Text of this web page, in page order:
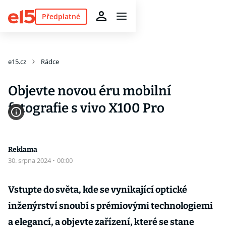
Předplatné
e15.cz Rádce
Objevte novou éru mobilní
fotografie s vivo X100 Pro
Reklama
30. srpna 2024 · 00:00
Vstupte do světa, kde se vynikající optické
inženýrství snoubí s prémiovými technologiemi
a elegancí, a objevte zařízení, které se stane